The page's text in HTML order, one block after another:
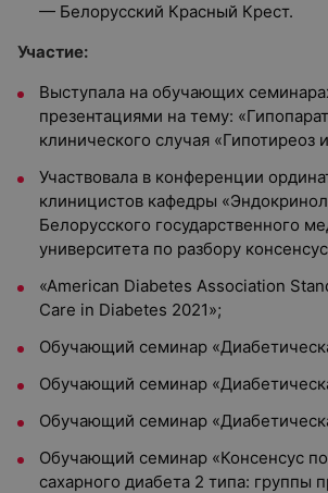
— Белорусский Красный Крест.
Участие:
Выступала на обучающих
презентациями на тему:
клинического случая «Гипотиреоз
Участвовала в конференции
клиницистов кафедры
Белорусского государственного
университета по разбору
«American Diabetes Association
Care in Diabetes 2021»;
Обучающий семинар
Обучающий семинар
Обучающий семинар
Обучающий семинар «Консенсус
сахарного диабета 2 типа: группы